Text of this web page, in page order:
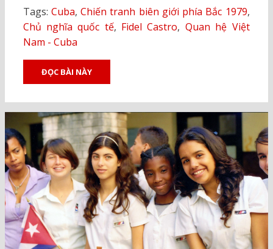
Tags: Cuba, Chiến tranh biên giới phía Bắc 1979,
Chủ nghĩa quốc tế, Fidel Castro, Quan hệ Việt
Nam - Cuba
ĐỌC BÀI NÀY